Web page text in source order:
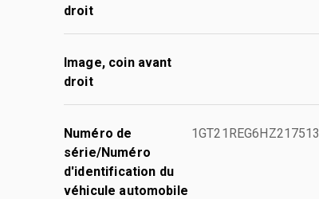
droit
Image, coin avant
droit
Numéro de
série/Numéro
d'identification du
véhicule automobile
1GT21REG6HZ217513